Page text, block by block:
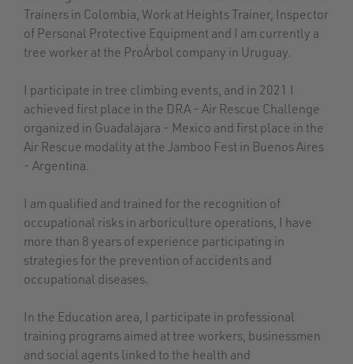
Trainers in Colombia, Work at Heights Trainer, Inspector
of Personal Protective Equipment and I am currently a
tree worker at the ProÁrbol company in Uruguay.
I participate in tree climbing events, and in 2021 I
achieved first place in the DRA - Air Rescue Challenge
organized in Guadalajara - Mexico and first place in the
Air Rescue modality at the Jamboo Fest in Buenos Aires
- Argentina.
I am qualified and trained for the recognition of
occupational risks in arboriculture operations, I have
more than 8 years of experience participating in
strategies for the prevention of accidents and
occupational diseases.
In the Education area, I participate in professional
training programs aimed at tree workers, businessmen
and social agents linked to the health and